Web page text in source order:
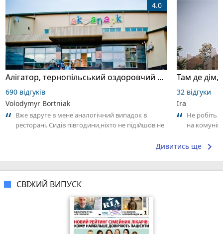
Алігатор, тернопільський оздоровчий комплекс
4.0
690 відгуків
Volodymyr Bortniak
Вже вдруге в мене аналогічний випадок в
ресторані. Сидів півгодини,ніхто не підійшов не
Там де дім,
32 відгуки
Ira
Не робіть
на
Дивитись ще keyboard_arrow_right
СВІЖИЙ ВИПУСК